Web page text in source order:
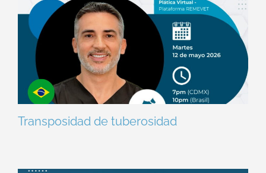
Transposidad de tuberosidad